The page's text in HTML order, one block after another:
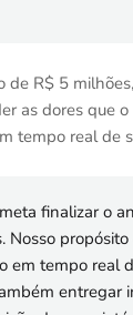
de R$ 5
as dores que
tempo real de
finalizar o
Nosso
em tempo real
entregar